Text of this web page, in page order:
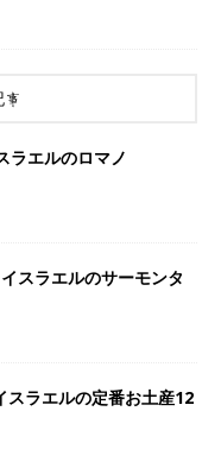
事
ラエルのロマノ
スラエルのサーモンタ
スラエルの定番お土産12